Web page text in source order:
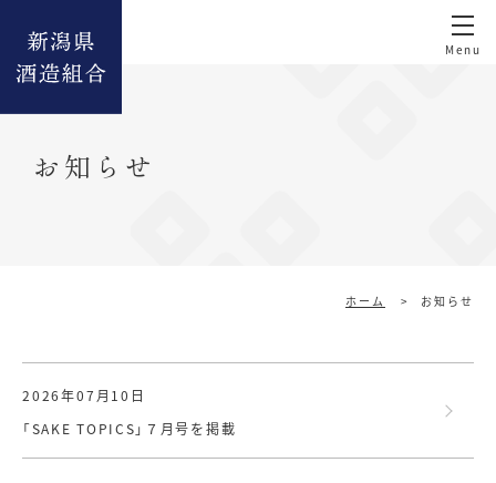
お知らせ
ホーム > お知らせ
2026年07月10日
「SAKE TOPICS」７月号を掲載